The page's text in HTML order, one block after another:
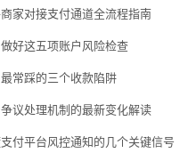
家对接支付通道全流程指南
好这五项账户风险检查
常踩的三个收款陷阱
议处理机制的最新变化解读
付平台风控通知的几个关键信号